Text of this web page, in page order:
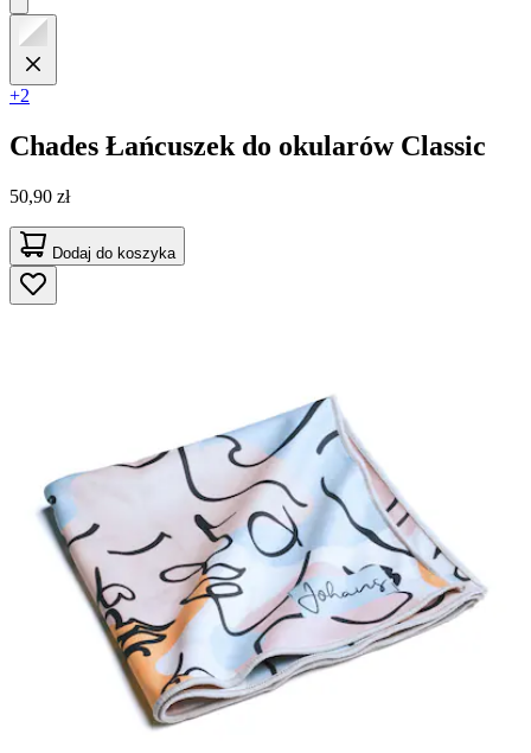
+2
Chades Łańcuszek do okularów Classic
50,90 zł
Dodaj do koszyka